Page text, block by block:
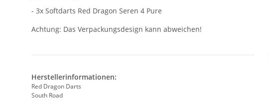
- 3x Softdarts Red Dragon Seren 4 Pure
Achtung: Das Verpackungsdesign kann abweichen!
Herstellerinformationen:
Red Dragon Darts
South Road